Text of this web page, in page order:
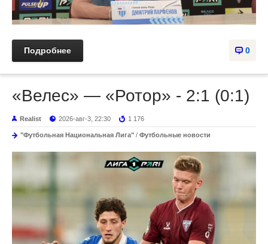
0
Подробнее
«Велес» — «Ротор» - 2:1 (0:1)
Realist 2026-авг-3, 22:30 1 176
"Футбольная Национальная Лига" / Футбольные новости